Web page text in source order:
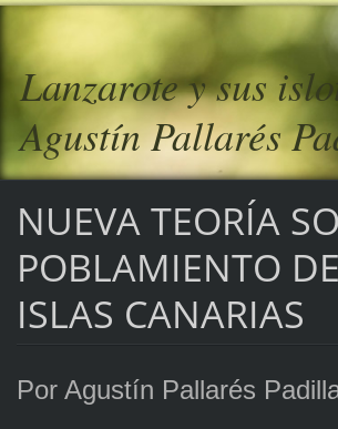
Lanzarote y sus
Agustín Pallarés
NUEVA TEORÍA
POBLAMIENTO
ISLAS CANARIAS
Por Agustín Pallarés